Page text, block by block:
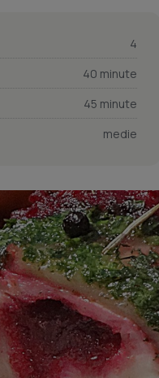
4
40 minute
45 minute
medie